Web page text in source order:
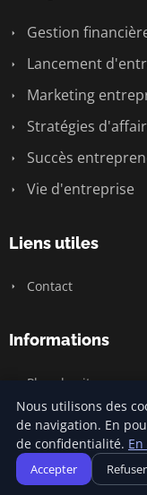
Gestion
Lancement
Marketing
Stratégies
Succès
Vie d'entreprise
Liens utiles
Contact
Informations
Plan du site
© 2026 Jamm
Nous utilisons des
de navigation. En
de confidentialité.
Accepter Refuser